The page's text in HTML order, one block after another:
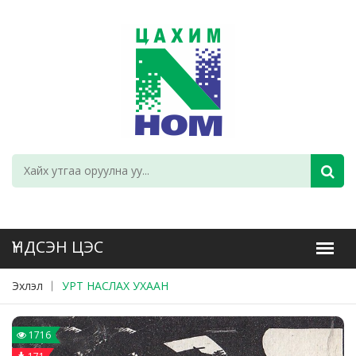
Эхлэл УРТ НАСЛАХ УХААН
1716